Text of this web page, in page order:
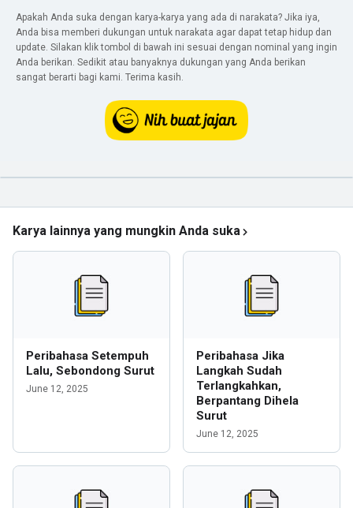
Apakah Anda suka dengan karya-karya yang ada di narakata? Jika iya,
Anda bisa memberi dukungan untuk narakata agar dapat tetap hidup dan
update. Silakan klik tombol di bawah ini sesuai dengan nominal yang ingin
Anda berikan. Sedikit atau banyaknya dukungan yang Anda berikan
sangat berarti bagi kami. Terima kasih.
Karya lainnya yang mungkin Anda suka
Peribahasa Setempuh
Lalu, Sebondong Surut
June 12, 2025
Peribahasa Jika
Langkah Sudah
Terlangkahkan,
Berpantang Dihela
Surut
June 12, 2025